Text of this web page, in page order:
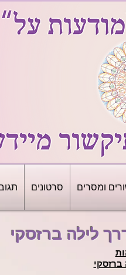
ומסרים סרטונים
לילה ברזסקי